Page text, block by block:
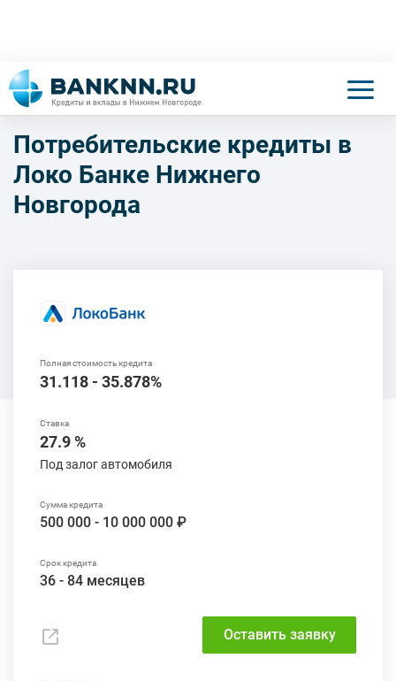
Потребительские кредиты в
Локо Банке Нижнего
Новгорода
31.118 - 35.878%
27.9 %
Под залог автомобиля
500 000 - 10 000 000 ₽
36 - 84 месяцев
Оставить заявку